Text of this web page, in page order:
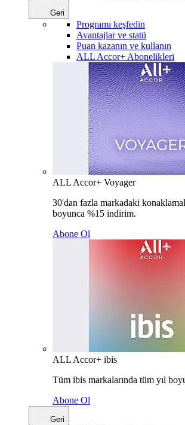
Geri
Programı keşfedin
Avantajlar ve statü
Puan kazanın ve kullanın
ALL Accor+ Abonelikleri
ALL Accor+ Voyager
30'dan fazla markadaki
boyunca %15 indirim.
Abone Ol
ALL Accor+ ibis
Tüm ibis markalarında tüm yıl
Abone Ol
Geri